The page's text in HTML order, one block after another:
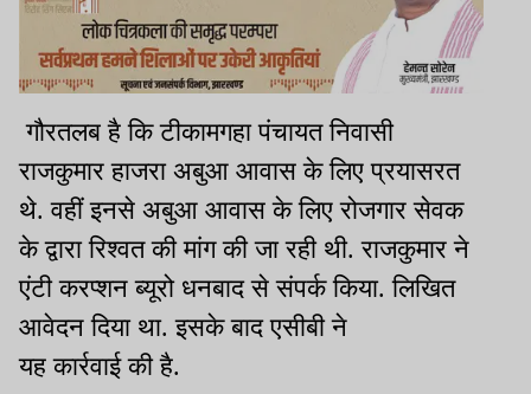
गौरतलब है कि टीकामगहा पंचायत निवासी
राजकुमार हाजरा अबुआ आवास के लिए प्रयासरत
थे. वहीं इनसे अबुआ आवास के लिए रोजगार सेवक
के द्वारा रिश्वत की मांग की जा रही थी. राजकुमार ने
एंटी करप्शन ब्यूरो धनबाद से संपर्क किया. लिखित
आवेदन दिया था. इसके बाद एसीबी ने
यह कार्रवाई की है.